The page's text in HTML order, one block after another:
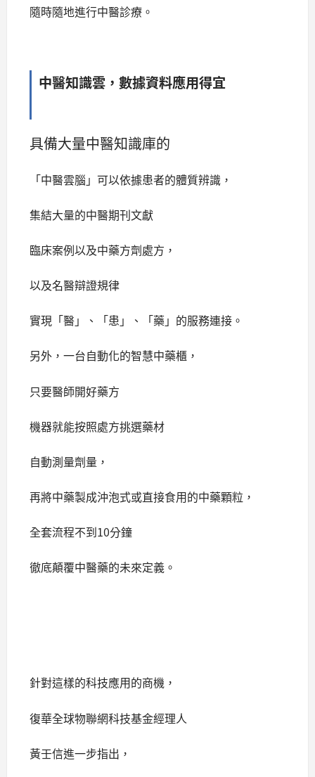
隨時隨地進行中醫診療。
中醫知識雲，數據資料應用得宜
具備大量中醫知識庫的
「中醫雲腦」可以依據患者的體質辨識，
集結大量的中醫期刊文獻
臨床案例以及中藥方劑處方，
以及名醫辯證規律
實現「醫」、「患」、「藥」的服務連接。
另外，一台自動化的智慧中藥櫃，
只要醫師開好藥方
機器就能按照處方挑選藥材
自動測量劑量，
再將中藥製成沖泡式或直接食用的中藥顆粒，
全套流程不到10分鐘
徹底顛覆中醫藥的未來定義。
針對這樣的科技應用的商機，
復華全球物聯網科技基金經理人
黃壬信進一步指出，